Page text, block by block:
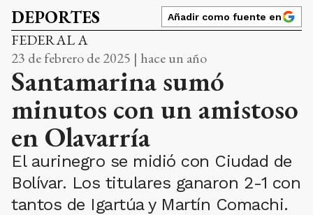
DEPORTES Añadir como fuente en
FEDERAL A
23 de febrero de 2025 | hace un año
Santamarina sumó
minutos con un amistoso
en Olavarría
El aurinegro se midió con Ciudad de
Bolívar. Los titulares ganaron 2-1 con
tantos de Igartúa y Martín Comachi.